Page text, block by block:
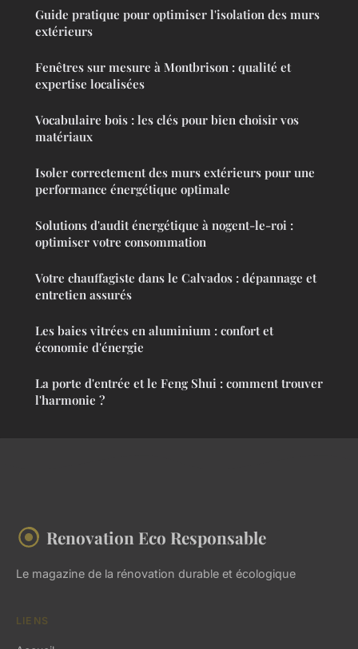
Guide pratique pour optimiser l'isolation des murs
extérieurs
Fenêtres sur mesure à Montbrison : qualité et
expertise localisées
Vocabulaire bois : les clés pour bien choisir vos
matériaux
Isoler correctement des murs extérieurs pour une
performance énergétique optimale
Solutions d'audit énergétique à nogent-le-roi :
optimiser votre consommation
Votre chauffagiste dans le Calvados : dépannage et
entretien assurés
Les baies vitrées en aluminium : confort et
économie d'énergie
La porte d'entrée et le Feng Shui : comment trouver
l'harmonie ?
Renovation Eco Responsable
Le magazine de la rénovation durable et écologique
LIENS